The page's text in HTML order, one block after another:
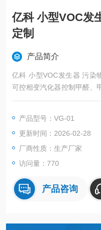
亿科 小型VOC发
定制
产品简介
亿科 小型VOC发生器 污染
可控相变汽化器控制甲醛、
C发生量的气体发生装置，
产品型号：VG-01
更新时间：2026-02-28
厂商性质：生产厂家
访问量：770
产品咨询